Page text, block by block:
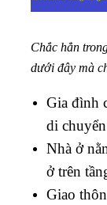
Chắc hẳn
dưới đây mà
Gia đình
di
Nhà ở
ở trên
Giao